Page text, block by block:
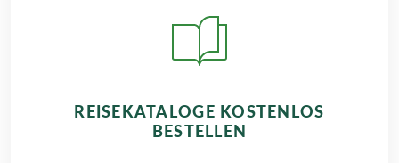
REISEKATALOGE KOSTENLOS
BESTELLEN